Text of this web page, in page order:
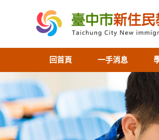
回首頁 一手消息